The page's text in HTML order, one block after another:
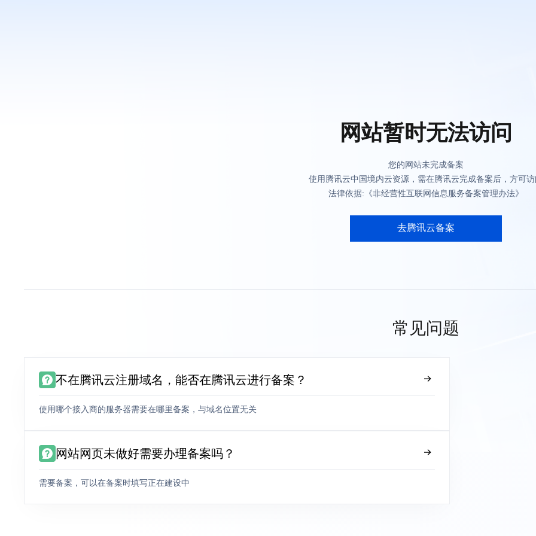
网站暂时无法访问
您的网站未完成备案
使用腾讯云中国境内云资源，需在腾讯云完成备案后，方可
法律依据:《非经营性互联网信息服务备案管理办法》
去腾讯云备案
常见问题
不在腾讯云注册域名，能否在腾讯云进行备案？
使用哪个接入商的服务器需要在哪里备案，与域名位置无关
网站网页未做好需要办理备案吗？
需要备案，可以在备案时填写正在建设中